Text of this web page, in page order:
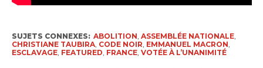
SUJETS CONNEXES: ABOLITION ASSEMBLÉE NATIONALE,
CHRISTIANE TAUBIRA, CODE NOIR EMMANUEL MACRON
ESCLAVAGE, FEATURED FRANCE, VOTÉE À L’UNANIMITÉ